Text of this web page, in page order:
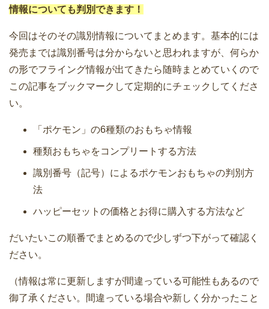
情報についても判別できます！
今回はそのその識別情報についてまとめます。基本的には
発売までは識別番号は分からないと思われますが、何らか
の形でフライング情報が出てきたら随時まとめていくので
この記事をブックマークして定期的にチェックしてくださ
い。
「ポケモン」の6種類のおもちゃ情報
種類おもちゃをコンプリートする方法
識別番号（記号）によるポケモンおもちゃの判別方
法
ハッピーセットの価格とお得に購入する方法など
だいたいこの順番でまとめるので少しずつ下がって確認く
ださい。
（情報は常に更新しますが間違っている可能性もあるので
御了承ください。間違っている場合や新しく分かったこと